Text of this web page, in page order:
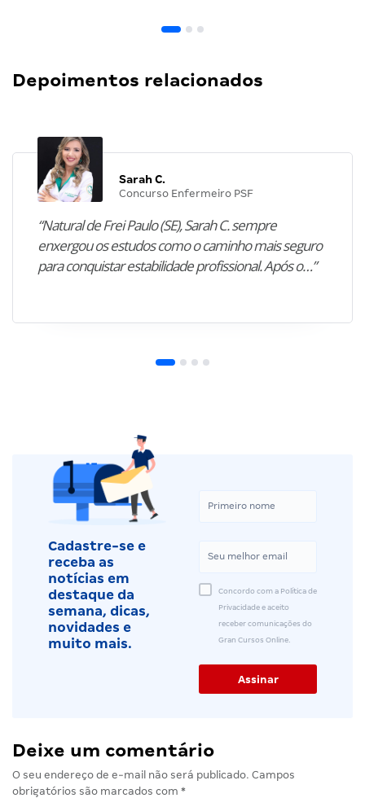
Depoimentos relacionados
Sarah C.
Concurso Enfermeiro PSF
“Natural de Frei Paulo (SE), Sarah C. sempre
enxergou os estudos como o caminho mais seguro
para conquistar estabilidade profissional. Após o…”
Cadastre-se e
receba as
notícias em
destaque da
semana, dicas,
novidades e
muito mais.
Concordo com a Política de
Privacidade e aceito
receber comunicações do
Gran Cursos Online.
Deixe um comentário
O seu endereço de e-mail não será publicado. Campos
obrigatórios são marcados com *